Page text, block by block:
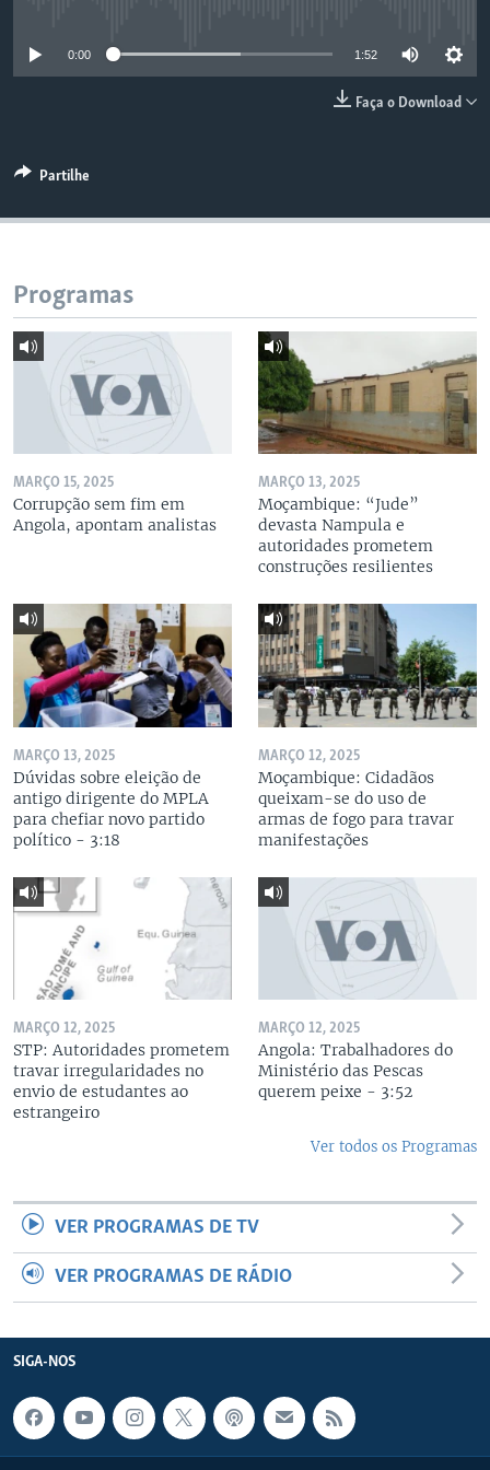
0:00 1:52
Faça o Download
Partilhe
Programas
MARÇO 15, 2025
Corrupção sem fim em
Angola, apontam analistas
MARÇO 13, 2025
Moçambique: “Jude”
devasta Nampula e
autoridades prometem
construções resilientes
MARÇO 13, 2025
Dúvidas sobre eleição de
antigo dirigente do MPLA
para chefiar novo partido
político - 3:18
MARÇO 12, 2025
Moçambique: Cidadãos
queixam-se do uso de
armas de fogo para travar
manifestações
MARÇO 12, 2025
STP: Autoridades prometem
travar irregularidades no
envio de estudantes ao
estrangeiro
MARÇO 12, 2025
Angola: Trabalhadores do
Ministério das Pescas
querem peixe - 3:52
Ver todos os Programas
VER PROGRAMAS DE TV
VER PROGRAMAS DE RÁDIO
SIGA-NOS